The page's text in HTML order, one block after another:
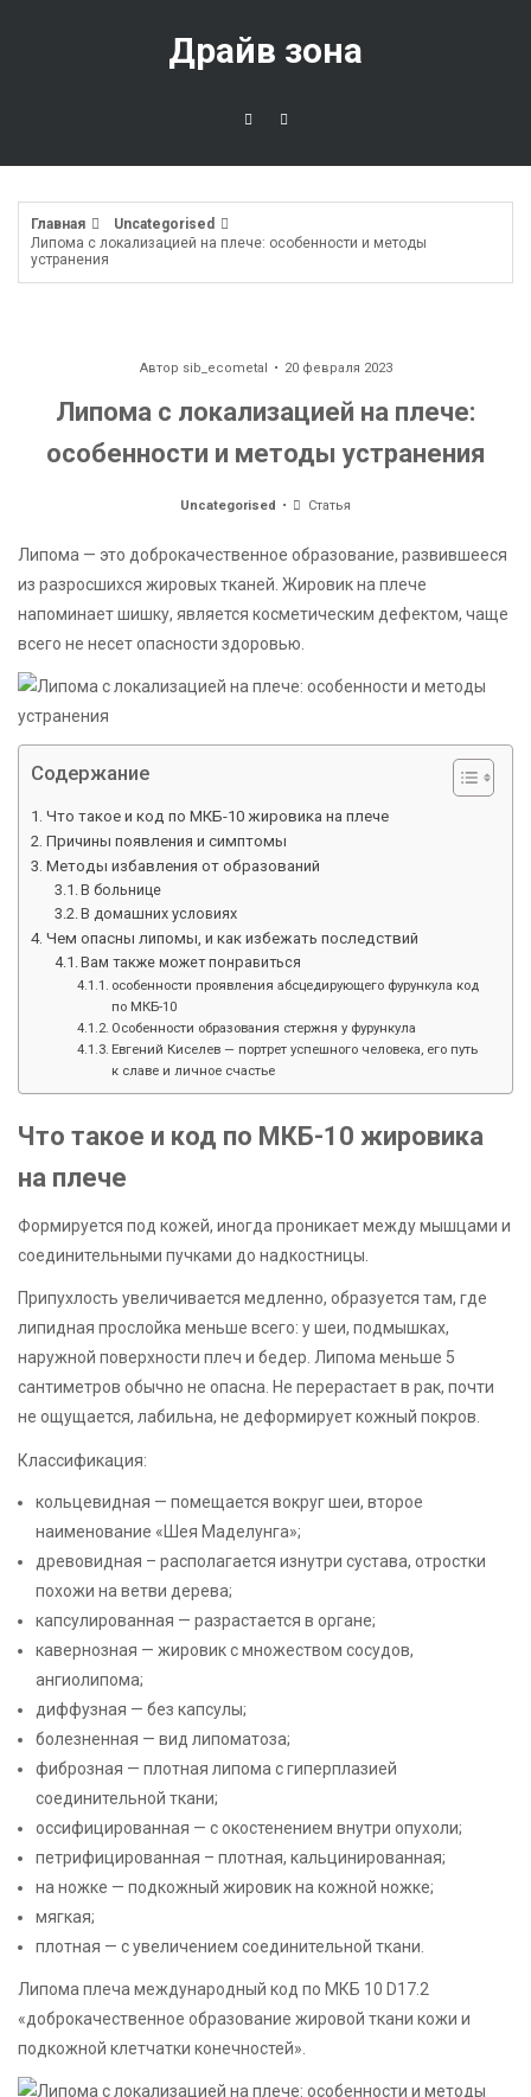
Драйв зона
Главная
Uncategorised
Липома с локализацией на плече: особенности и методы
устранения
Автор sib_ecometal 20 февраля 2023
Липома с локализацией на плече:
особенности и методы устранения
Uncategorised Статья
Липома — это доброкачественное образование, развившееся
из разросшихся жировых тканей. Жировик на плече
напоминает шишку, является косметическим дефектом, чаще
всего не несет опасности здоровью.
Содержание
Что такое и код по МКБ-10 жировика на плече
Причины появления и симптомы
Методы избавления от образований
В больнице
В домашних условиях
Чем опасны липомы, и как избежать последствий
Вам также может понравиться
особенности проявления абсцедирующего фурункула код
по МКБ-10
Особенности образования стержня у фурункула
Евгений Киселев — портрет успешного человека, его путь
к славе и личное счастье
Что такое и код по МКБ-10 жировика
на плече
Формируется под кожей, иногда проникает между мышцами и
соединительными пучками до надкостницы.
Припухлость увеличивается медленно, образуется там, где
липидная прослойка меньше всего: у шеи, подмышках,
наружной поверхности плеч и бедер. Липома меньше 5
сантиметров обычно не опасна. Не перерастает в рак, почти
не ощущается, лабильна, не деформирует кожный покров.
Классификация:
кольцевидная — помещается вокруг шеи, второе
наименование «Шея Маделунга»;
древовидная – располагается изнутри сустава, отростки
похожи на ветви дерева;
капсулированная — разрастается в органе;
кавернозная — жировик с множеством сосудов,
ангиолипома;
диффузная — без капсулы;
болезненная — вид липоматоза;
фиброзная — плотная липома с гиперплазией
соединительной ткани;
оссифицированная — с окостенением внутри опухоли;
петрифицированная – плотная, кальцинированная;
на ножке — подкожный жировик на кожной ножке;
мягкая;
плотная — с увеличением соединительной ткани.
Липома плеча международный код по МКБ 10 D17.2
«доброкачественное образование жировой ткани кожи и
подкожной клетчатки конечностей».